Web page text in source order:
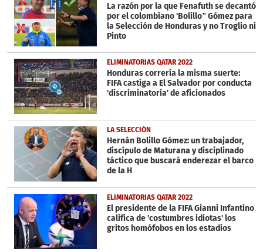
La razón por la que Fenafuth se decantó
por el colombiano 'Bolillo” Gómez para
la Selección de Honduras y no Troglio ni
Pinto
ELIMINATORIAS QATAR 2022
Honduras correría la misma suerte:
FIFA castiga a El Salvador por conducta
'discriminatoria' de aficionados
LA SELECCIÓN
Hernán Bolillo Gómez: un trabajador,
discípulo de Maturana y disciplinado
táctico que buscará enderezar el barco
de la H
ELIMINATORIAS QATAR 2022
El presidente de la FIFA Gianni Infantino
califica de 'costumbres idiotas' los
gritos homófobos en los estadios